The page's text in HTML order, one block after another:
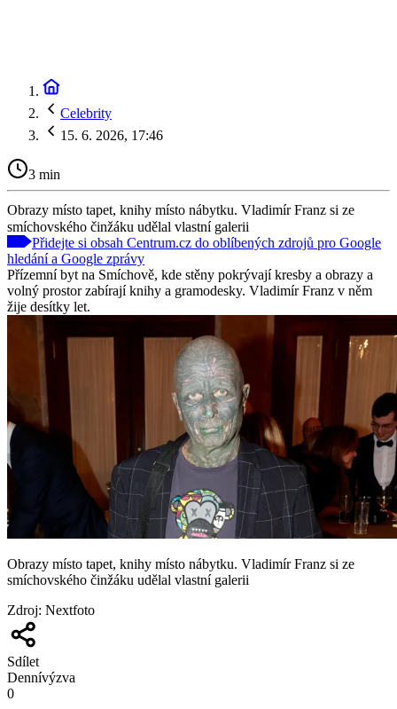
Celebrity
15. 6. 2026, 17:46
3 min
Obrazy místo tapet, knihy místo nábytku. Vladimír Franz si ze
smíchovského činžáku udělal vlastní galerii
Přidejte si obsah Centrum.cz do oblíbených zdrojů pro Google
hledání a Google zprávy
Přízemní byt na Smíchově, kde stěny pokrývají kresby a obrazy a
volný prostor zabírají knihy a gramodesky. Vladimír Franz v něm
žije desítky let.
Obrazy místo tapet, knihy místo nábytku. Vladimír Franz si ze
smíchovského činžáku udělal vlastní galerii
Zdroj: Nextfoto
Sdílet
Dennívýzva
0